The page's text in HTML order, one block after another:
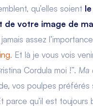
qu’elles soient
de votre image de
assez
. Et là je vous vois
Cordula moi !”. Ma
vos poulpes
parce qu’il est toujours